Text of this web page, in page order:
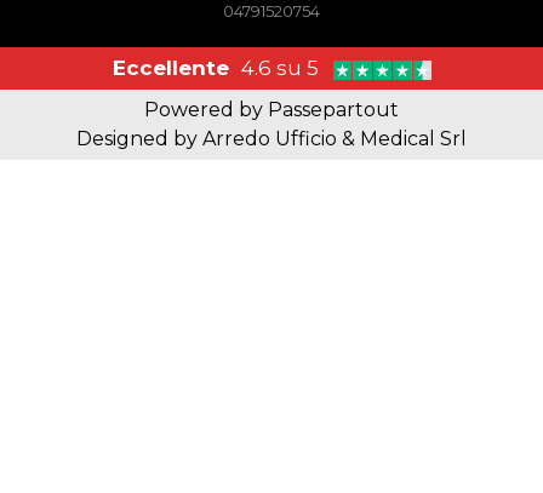
04791520754
Eccellente 4.6 su 5
Powered by Passepartout
Designed by Arredo Ufficio & Medical Srl